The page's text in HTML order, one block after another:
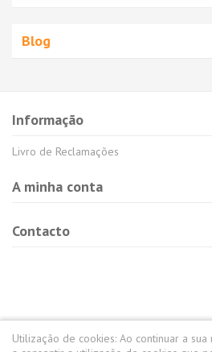
Blog
Informação
Livro de Reclamações
A minha conta
Contacto
Utilização de cookies: Ao continuar a